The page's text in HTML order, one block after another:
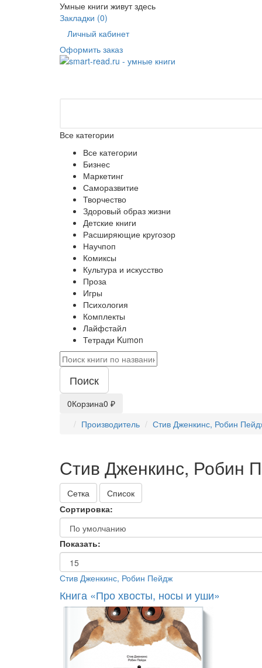
Умные книги живут здесь
Закладки (0)
Личный кабинет
Оформить заказ
Все категории
Все категории
Бизнес
Маркетинг
Саморазвитие
Творчество
Здоровый образ жизни
Детские книги
Расширяющие кругозор
Научпоп
Комиксы
Культура и искусство
Проза
Игры
Психология
Комплекты
Лайфстайл
Тетради Kumon
Поиск
0Корзина0 ₽
Производитель
Стив Дженкинс, Робин
Стив Дженкинс, Робин
Сетка
Список
Сортировка:
Показать:
Стив Дженкинс, Робин Пейдж
Книга «Про хвосты, носы и уши»